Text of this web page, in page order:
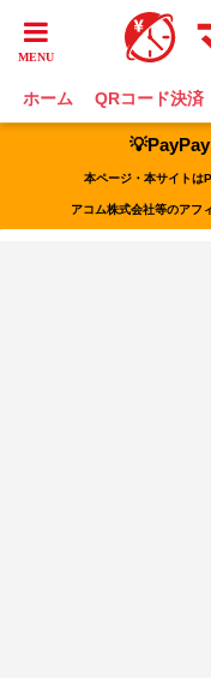
ホーム QRコード決済
本ページ・本サイトは
アコム株式会社等のアフ